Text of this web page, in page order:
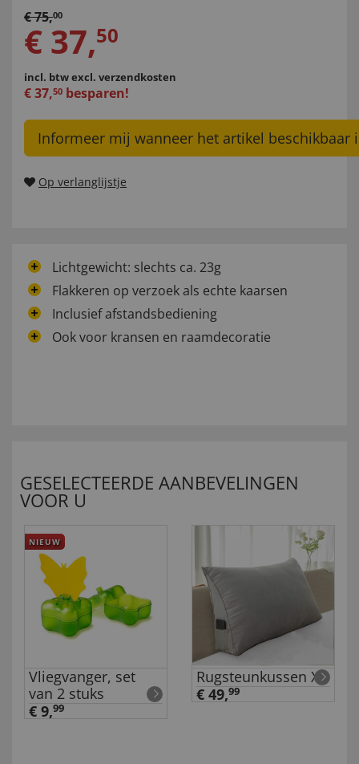
€75,00
€ 37,50
incl. btwexcl. verzendkosten
€37,50 besparen!
Informeer mij wanneer het artikel beschikbaar
Op verlanglijstje
Lichtgewicht: slechts ca. 23g
Flakkeren op verzoek als echte kaarsen
Inclusief afstandsbediening
Ook voor kransen en raamdecoratie
GESELECTEERDE AANBEVELINGEN
VOOR U
NIEUW
Vliegvanger, set
van 2 stuks
€ 9,99
Rugsteunkussen XL
€ 49,99